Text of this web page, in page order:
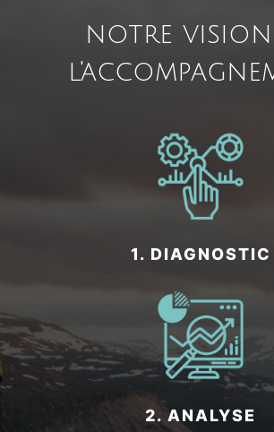
notre vision
1. DIAGNOSTIC
2. ANALYSE